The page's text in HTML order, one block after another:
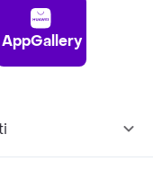
AppGallery